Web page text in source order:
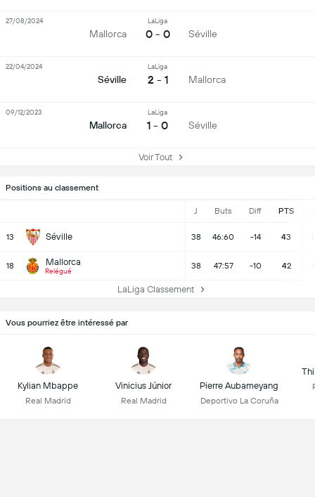
Positions au classement
J Buts Diff PTS
13 Séville 38 46:60 -14 43
18 Mallorca
Relégué
38 47:57 -10 42
LaLiga Classement
Mallorca
LaLiga
0 - 0 Séville
27/08/2024
Séville
LaLiga
2 - 1 Mallorca
22/04/2024
Mallorca
LaLiga
1 - 0 Séville
09/12/2023
Voir Tout
Vous pourriez être intéressé par
Kylian Mbappe
Real Madrid
Vinicius Júnior
Real Madrid
Pierre Aubameyang
Deportivo La Coruña